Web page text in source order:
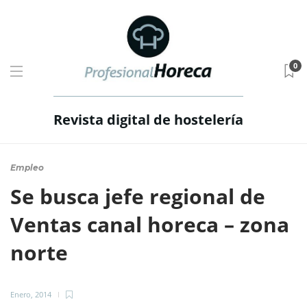
Revista digital de hostelería
0
Empleo
Se busca jefe regional de
Ventas canal horeca – zona
norte
Enero, 2014